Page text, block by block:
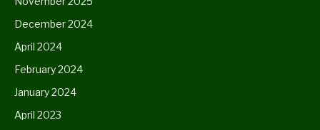
December 2024
April 2024
February 2024
January 2024
April 2023